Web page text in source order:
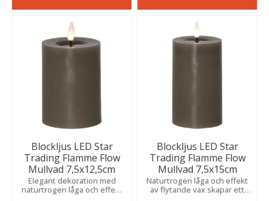
Blockljus LED Star
Trading Flamme Flow
Mullvad 7,5x12,5cm
Elegant dekoration med
naturtrogen låga och effekt
Blockljus LED Star
Trading Flamme Flow
Mullvad 7,5x15cm
Naturtrogen låga och effekt
av flytande vax skapar ett